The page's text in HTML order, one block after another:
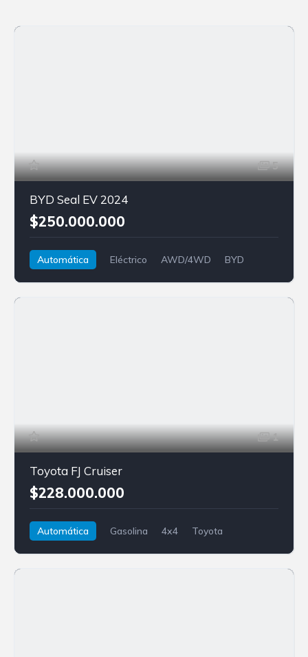
5
BYD Seal EV 2024
$250.000.000
Automática Eléctrico AWD/4WD
BYD
1
Toyota FJ Cruiser
$228.000.000
Automática Gasolina 4x4
Toyota